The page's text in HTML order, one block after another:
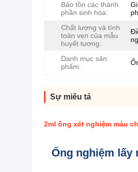
Bảo tồn các thành
phần sinh hóa:
Chất lượng và tính
toàn vẹn của mẫu
huyết tương:
Danh mục sản
phẩm:
Sự miêu tả
2ml ống xét nghiệm máu
Ống nghiệm lấy